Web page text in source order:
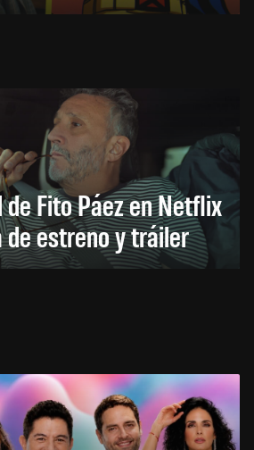
Fito Páez en Netflix
estreno y tráiler